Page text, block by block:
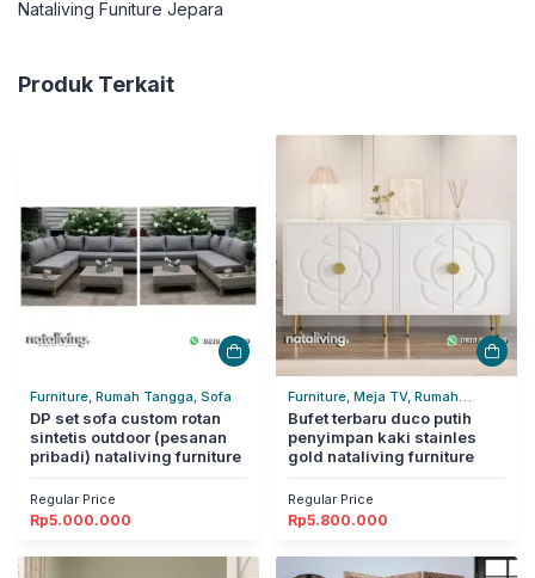
Nataliving Funiture Jepara
Produk Terkait
Furniture, Rumah Tangga, Sofa
DP set sofa custom rotan
sintetis outdoor (pesanan
pribadi) nataliving furniture
Regular Price
Rp5.000.000
Furniture, Meja TV, Rumah
Tangga
Bufet terbaru duco putih
penyimpan kaki stainles
gold nataliving furniture
Regular Price
Rp5.800.000